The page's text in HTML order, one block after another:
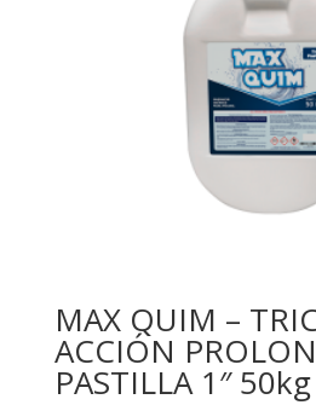
MAX QUIM –
ACCIÓN
PASTILLA 1″ 50kg